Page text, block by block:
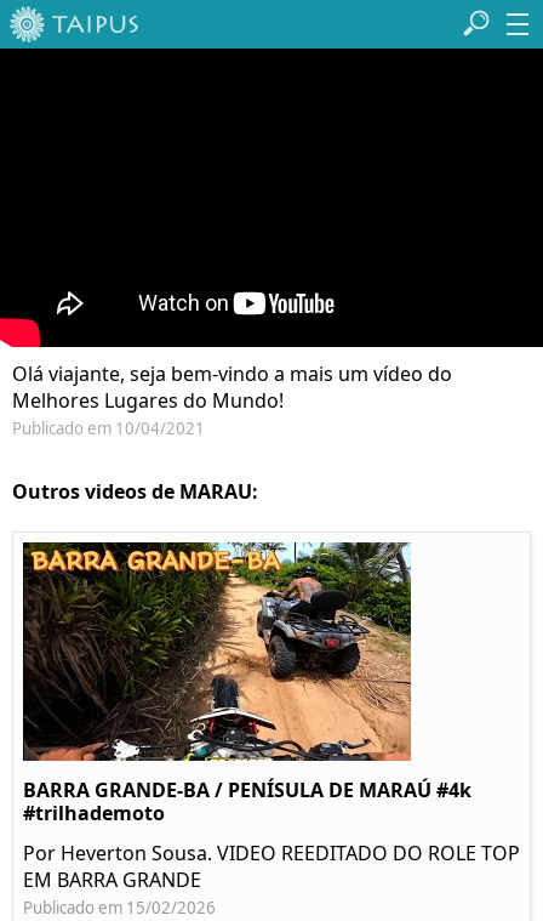
Olá viajante, seja bem-vindo a mais um vídeo do
Melhores Lugares do Mundo!
Publicado em 10/04/2021
Outros videos de MARAU:
BARRA GRANDE-BA / PENÍSULA DE MARAÚ #4k
#trilhademoto
Por Heverton Sousa. VIDEO REEDITADO DO ROLE TOP
EM BARRA GRANDE
Publicado em 15/02/2026